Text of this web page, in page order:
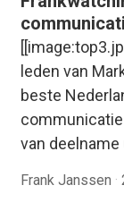
leden van
beste
van
Frank Janssen ·